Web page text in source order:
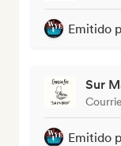
Emitido
Sur
Emitido